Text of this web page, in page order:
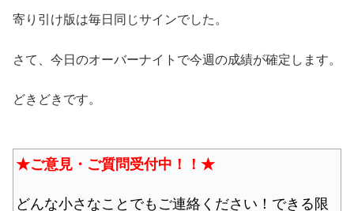
寄り引け版は毎日同じサインでした。
さて、今日のオーバーナイトで今週の成績が確定します。
どきどきです。
★ご意見・ご質問受付中！！★
どんな小さなことでもご連絡ください！できる限